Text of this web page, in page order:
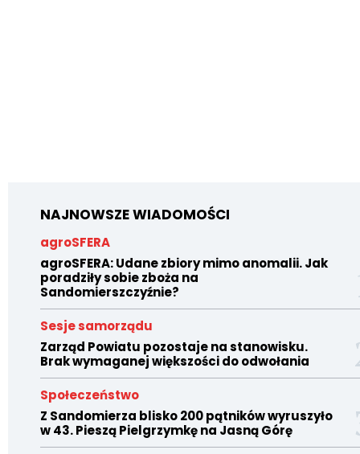
NAJNOWSZE WIADOMOŚCI
agroSFERA
agroSFERA: Udane zbiory mimo anomalii. Jak
poradziły sobie zboża na
Sandomierszczyźnie?
Sesje samorządu
Zarząd Powiatu pozostaje na stanowisku.
Brak wymaganej większości do odwołania
Społeczeństwo
Z Sandomierza blisko 200 pątników wyruszyło
w 43. Pieszą Pielgrzymkę na Jasną Górę